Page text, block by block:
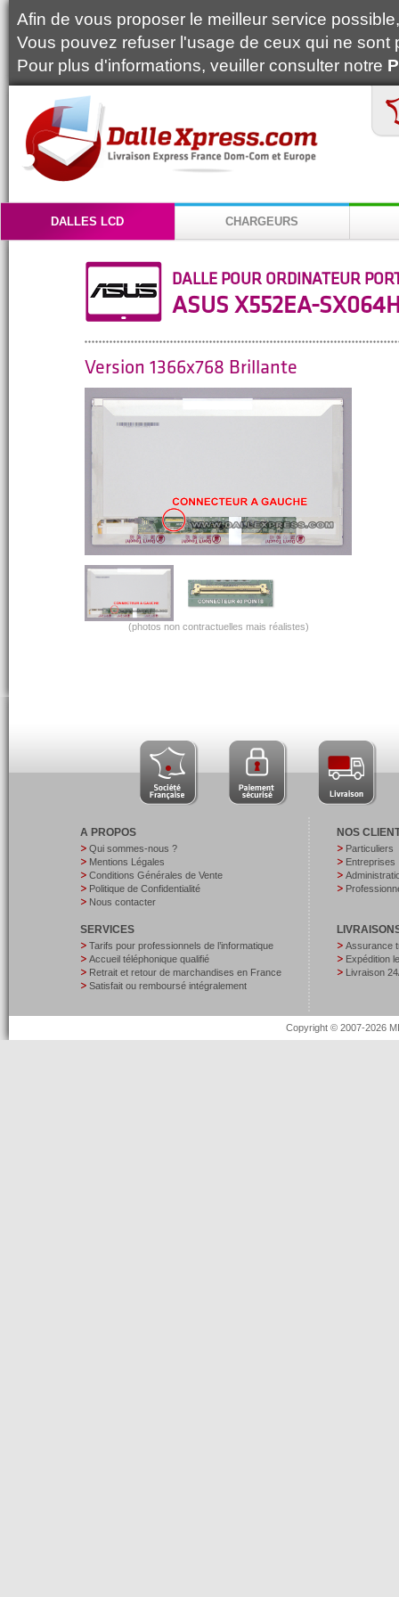
Afin de vous proposer le meilleur service
Vous pouvez refuser l'usage de ceux qui ne
Pour plus d'informations, veuiller consulter notre
DALLES LCD CHARGEURS
DALLE POUR ORDINATEUR
ASUS X552EA-
Version 1366x768 Brillante
(photos non contractuelles mais réalistes)
A PROPOS
Qui sommes-nous ?
Mentions Légales
Conditions Générales de Vente
Politique de Confidentialité
Nous contacter
SERVICES
Tarifs pour professionnels de l’informatique
Accueil téléphonique qualifié
Retrait et retour de marchandises en France
Satisfait ou remboursé intégralement
NOS
Particuliers
Entreprises
Assurance
Expédition
Livraison
Copyright © 2007-2026